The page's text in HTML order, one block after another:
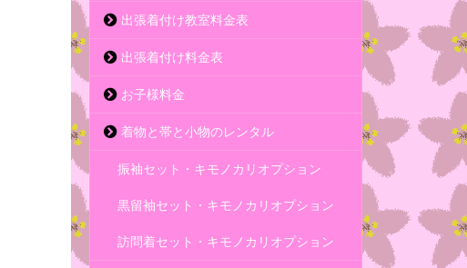
出張着付け教室料金表
出張着付け料金表
お子様料金
着物と帯と小物のレンタル
振袖セット・キモノカリオプション
黒留袖セット・キモノカリオプション
訪問着セット・キモノカリオプション